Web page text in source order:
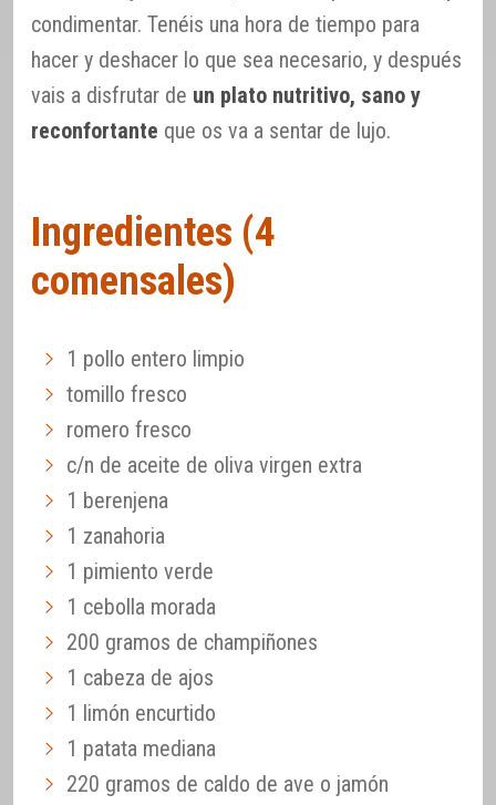
condimentar. Tenéis una hora de tiempo para
hacer y deshacer lo que sea necesario, y después
vais a disfrutar de un plato nutritivo, sano y
reconfortante que os va a sentar de lujo.
Ingredientes (4
comensales)
1 pollo entero limpio
tomillo fresco
romero fresco
c/n de aceite de oliva virgen extra
1 berenjena
1 zanahoria
1 pimiento verde
1 cebolla morada
200 gramos de champiñones
1 cabeza de ajos
1 limón encurtido
1 patata mediana
220 gramos de caldo de ave o jamón